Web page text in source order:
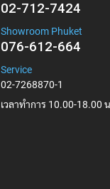
02-712-7424
Showroom Phuket
076-612-664
Service
02-7268870-1
เวลาทำการ 10.00-18.00